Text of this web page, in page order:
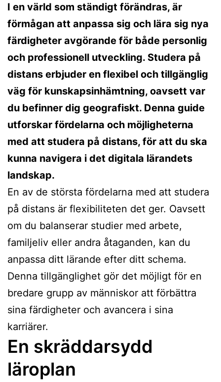
I en värld som ständigt förändras, är
förmågan att anpassa sig och lära sig nya
färdigheter avgörande för både personlig
och professionell utveckling. Studera på
distans erbjuder en flexibel och tillgänglig
väg för kunskapsinhämtning, oavsett var
du befinner dig geografiskt. Denna guide
utforskar fördelarna och möjligheterna
med att studera på distans, för att du ska
kunna navigera i det digitala lärandets
landskap.
En av de största fördelarna med att studera
på distans är flexibiliteten det ger. Oavsett
om du balanserar studier med arbete,
familjeliv eller andra åtaganden, kan du
anpassa ditt lärande efter ditt schema.
Denna tillgänglighet gör det möjligt för en
bredare grupp av människor att förbättra
sina färdigheter och avancera i sina
karriärer.
En skräddarsydd
läroplan